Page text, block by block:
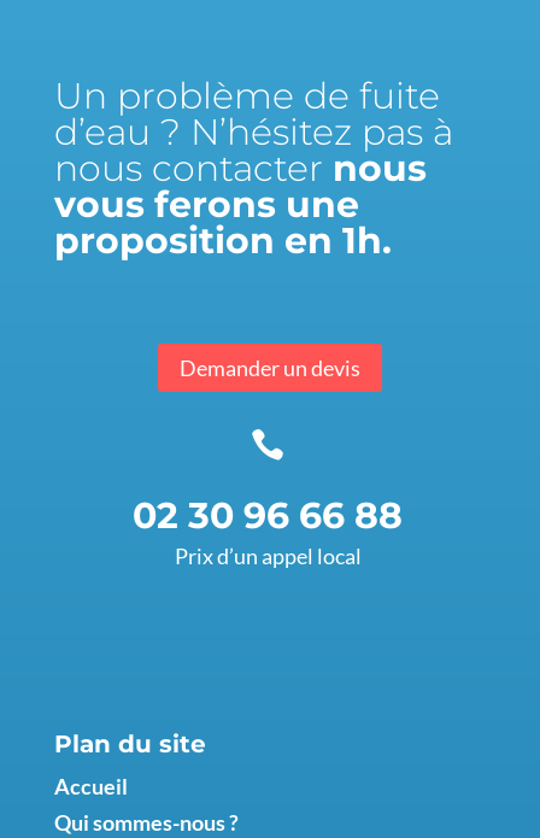
Un problème de fuite
d’eau ? N’hésitez pas à
nous contacter nous
vous ferons une
proposition en 1h.
Demander un devis

02 30 96 66 88
Prix d’un appel local
Plan du site
Accueil
Qui sommes-nous ?